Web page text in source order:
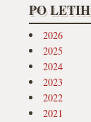
PO LETIH
2026
2025
2024
2023
2022
2021